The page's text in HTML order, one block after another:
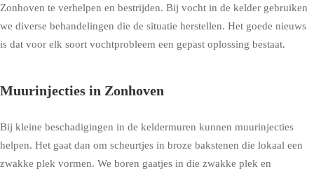
Zonhoven te verhelpen en bestrijden. Bij vocht in de kelder gebruiken
we diverse behandelingen die de situatie herstellen. Het goede nieuws
is dat voor elk soort vochtprobleem een gepast oplossing bestaat.
Muurinjecties in Zonhoven
Bij kleine beschadigingen in de keldermuren kunnen muurinjecties
helpen. Het gaat dan om scheurtjes in broze bakstenen die lokaal een
zwakke plek vormen. We boren gaatjes in die zwakke plek en